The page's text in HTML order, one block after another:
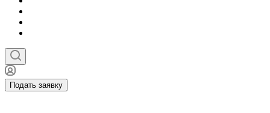
Подать заявку